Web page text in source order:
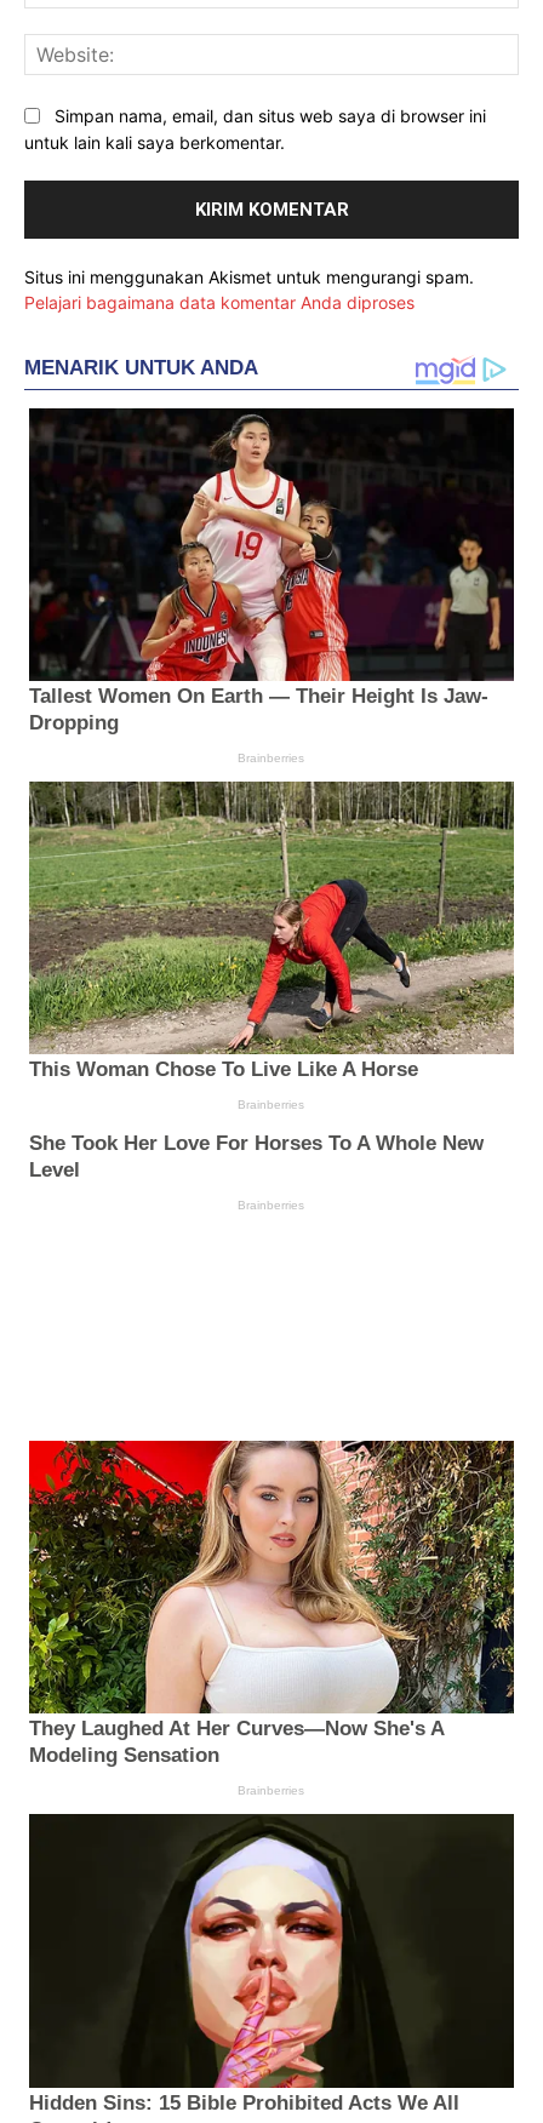
Simpan nama, email, dan situs web saya di browser ini
untuk lain kali saya berkomentar.
Situs ini menggunakan Akismet untuk mengurangi spam.
Pelajari bagaimana data komentar Anda diproses